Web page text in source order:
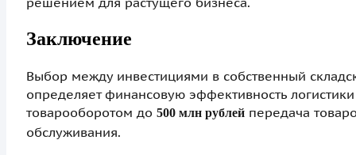
Заключение
Выбор между инвестициями в собственный
определяет финансовую эффективность
товарооборотом до 500 млн рублейпередача
обслуживания.